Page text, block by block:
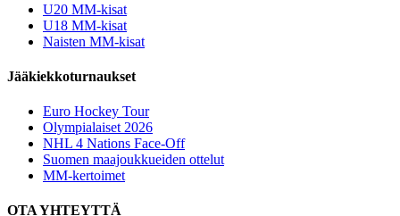
U20 MM-kisat
U18 MM-kisat
Naisten MM-kisat
Jääkiekkoturnaukset
Euro Hockey Tour
Olympialaiset 2026
NHL 4 Nations Face-Off
Suomen maajoukkueiden ottelut
MM-kertoimet
OTA YHTEYTTÄ